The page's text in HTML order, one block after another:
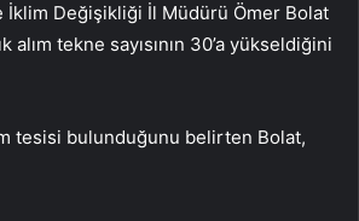
İklim Değişikliği İl Müdürü Ömer Bolat
alım tekne sayısının 30’a yükseldiğini
tesisi bulunduğunu belirten Bolat,